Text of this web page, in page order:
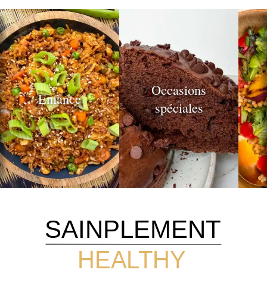
publications
Enfance
Occasions
spéciales
HEALTHY
SAINPLEMENT